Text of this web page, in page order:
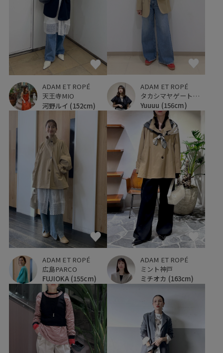
ADAM ET ROPÉ
天王寺MIO
河野ルイ (152cm)
ADAM ET ROPÉ
タカシマヤゲートタワーモール
Yuuuu (156cm)
ADAM ET ROPÉ
広島PARCO
FUJIOKA (155cm)
ADAM ET ROPÉ
ミント神戸
ミチオカ (163cm)